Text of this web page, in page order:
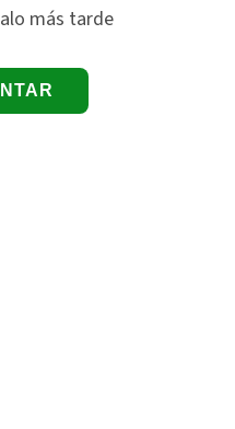
más tarde